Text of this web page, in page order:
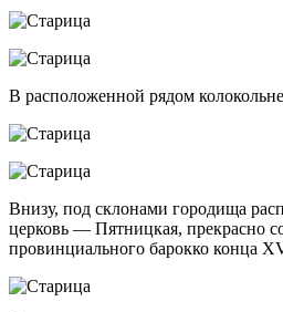
В расположенной рядом
Внизу, под склонами городища
церковь — Пятницкая, прекрасно
провинциального барокко конца